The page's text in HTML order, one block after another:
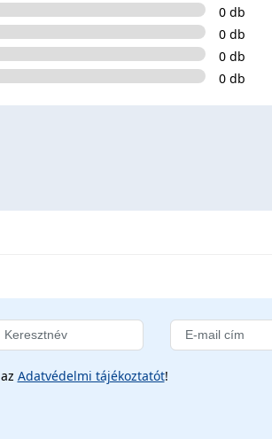
0 db
0 db
0 db
0 db
Adatvédelmi tájékoztatót!